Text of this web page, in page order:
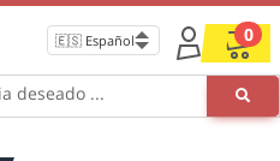
0
deseado ...